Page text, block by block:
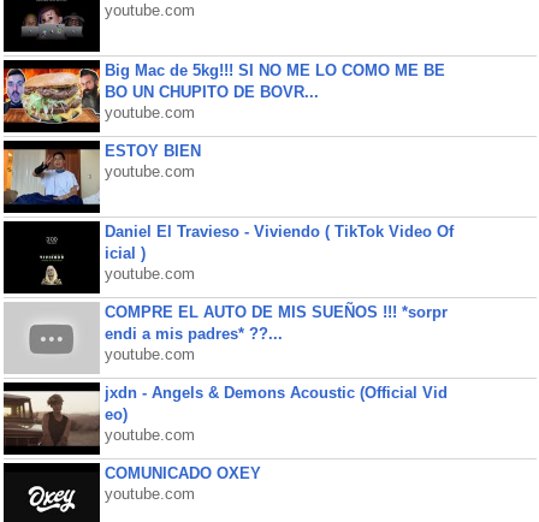
youtube.com
Big Mac de 5kg!!! SI NO ME LO COMO ME BE
BO UN CHUPITO DE BOVR...
youtube.com
ESTOY BIEN
youtube.com
Daniel El Travieso - Viviendo ( TikTok Video Of
icial )
youtube.com
COMPRE EL AUTO DE MIS SUEÑOS !!! *sorpr
endi a mis padres* ??...
youtube.com
jxdn - Angels & Demons Acoustic (Official Vid
eo)
youtube.com
COMUNICADO OXEY
youtube.com